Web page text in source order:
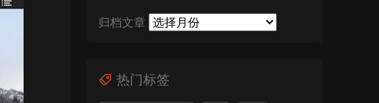
归档文章
热门标签